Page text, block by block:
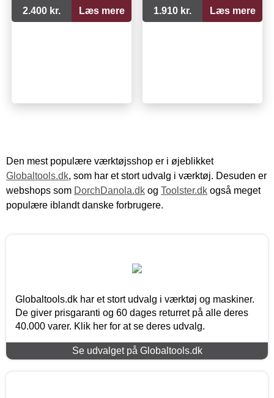
2.400 kr. Læs mere
1.910 kr.
Læs mere
Den mest populære værktøjsshop er i øjeblikket
Globaltools.dk, som har et stort udvalg i værktøj. Desuden er
webshops som DorchDanola.dk og Toolster.dk også meget
populære iblandt danske forbrugere.
Globaltools.dk har et stort udvalg i værktøj og maskiner.
De giver prisgaranti og 60 dages returret på alle deres
40.000 varer. Klik her for at se deres udvalg.
Se udvalget på Globaltools.dk